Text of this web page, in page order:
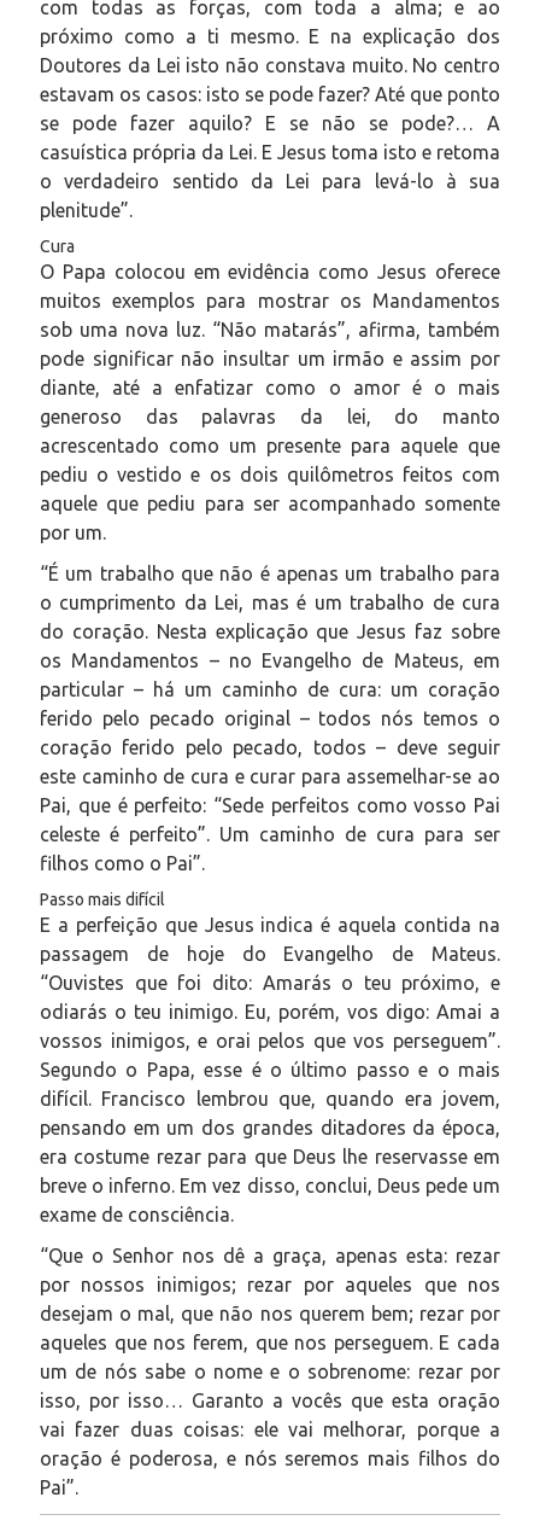
com todas as forças, com toda a alma; e ao
próximo como a ti mesmo. E na explicação dos
Doutores da Lei isto não constava muito. No centro
estavam os casos: isto se pode fazer? Até que ponto
se pode fazer aquilo? E se não se pode?… A
casuística própria da Lei. E Jesus toma isto e retoma
o verdadeiro sentido da Lei para levá-lo à sua
plenitude”.
Cura
O Papa colocou em evidência como Jesus oferece
muitos exemplos para mostrar os Mandamentos
sob uma nova luz. “Não matarás”, afirma, também
pode significar não insultar um irmão e assim por
diante, até a enfatizar como o amor é o mais
generoso das palavras da lei, do manto
acrescentado como um presente para aquele que
pediu o vestido e os dois quilômetros feitos com
aquele que pediu para ser acompanhado somente
por um.
“É um trabalho que não é apenas um trabalho para
o cumprimento da Lei, mas é um trabalho de cura
do coração. Nesta explicação que Jesus faz sobre
os Mandamentos – no Evangelho de Mateus, em
particular – há um caminho de cura: um coração
ferido pelo pecado original – todos nós temos o
coração ferido pelo pecado, todos – deve seguir
este caminho de cura e curar para assemelhar-se ao
Pai, que é perfeito: “Sede perfeitos como vosso Pai
celeste é perfeito”. Um caminho de cura para ser
filhos como o Pai”.
Passo mais difícil
E a perfeição que Jesus indica é aquela contida na
passagem de hoje do Evangelho de Mateus.
“Ouvistes que foi dito: Amarás o teu próximo, e
odiarás o teu inimigo. Eu, porém, vos digo: Amai a
vossos inimigos, e orai pelos que vos perseguem”.
Segundo o Papa, esse é o último passo e o mais
difícil. Francisco lembrou que, quando era jovem,
pensando em um dos grandes ditadores da época,
era costume rezar para que Deus lhe reservasse em
breve o inferno. Em vez disso, conclui, Deus pede um
exame de consciência.
“Que o Senhor nos dê a graça, apenas esta: rezar
por nossos inimigos; rezar por aqueles que nos
desejam o mal, que não nos querem bem; rezar por
aqueles que nos ferem, que nos perseguem. E cada
um de nós sabe o nome e o sobrenome: rezar por
isso, por isso… Garanto a vocês que esta oração
vai fazer duas coisas: ele vai melhorar, porque a
oração é poderosa, e nós seremos mais filhos do
Pai”.